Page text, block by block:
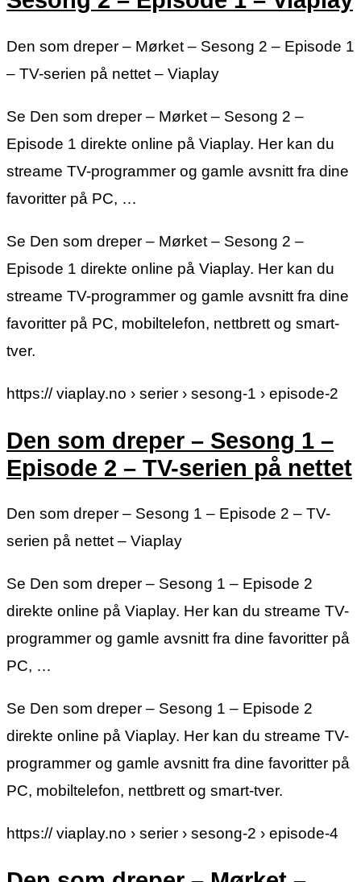
Den som dreper – Mørket – Sesong 2 – Episode 1
– TV-serien på nettet – Viaplay
Se Den som dreper – Mørket – Sesong 2 –
Episode 1 direkte online på Viaplay. Her kan du
streame TV-programmer og gamle avsnitt fra dine
favoritter på PC, …
Se Den som dreper – Mørket – Sesong 2 –
Episode 1 direkte online på Viaplay. Her kan du
streame TV-programmer og gamle avsnitt fra dine
favoritter på PC, mobiltelefon, nettbrett og smart-
tver.
https:// viaplay.no › serier › sesong-1 › episode-2
Den som dreper – Sesong 1 –
Episode 2 – TV-serien på nettet
Den som dreper – Sesong 1 – Episode 2 – TV-
serien på nettet – Viaplay
Se Den som dreper – Sesong 1 – Episode 2
direkte online på Viaplay. Her kan du streame TV-
programmer og gamle avsnitt fra dine favoritter på
PC, …
Se Den som dreper – Sesong 1 – Episode 2
direkte online på Viaplay. Her kan du streame TV-
programmer og gamle avsnitt fra dine favoritter på
PC, mobiltelefon, nettbrett og smart-tver.
https:// viaplay.no › serier › sesong-2 › episode-4